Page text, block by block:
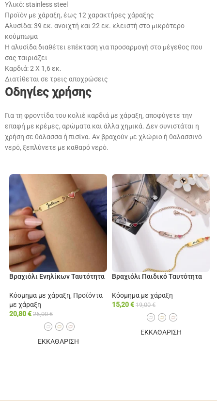
Υλικό: stainless steel
Προϊόν με χάραξη, έως 12 χαρακτήρες χάραξης
Αλυσίδα: 39 εκ. ανοιχτή και 22 εκ. κλειστή στο μικρότερο
κούμπωμα
Η αλυσίδα διαθέτει επέκταση για προσαρμογή στο μέγεθος που
σας ταιριάζει
Καρδιά: 2 X 1,6 εκ.
Διατίθεται σε τρεις αποχρώσεις
Οδηγίες χρήσης
Για τη φροντίδα του κολιέ καρδιά με χάραξη, αποφύγετε την
επαφή με κρέμες, αρώματα και άλλα χημικά. Δεν συνιστάται η
χρήση σε θάλασσα ή πισίνα. Αν βραχούν με χλώριο ή θαλασσινό
νερό, ξεπλύνετε με καθαρό νερό.
Βραχιόλι Ενηλίκων Ταυτότητα
Κόσμημα με χάραξη, Προϊόντα
με χάραξη
20,80€ 26,00€
ΕΚΚΑΘΑΡΙΣΗ
Βραχιόλι Παιδικό Ταυτότητα
Κόσμημα με χάραξη
15,20€ 19,00€
ΕΚΚΑΘΑΡΙΣΗ